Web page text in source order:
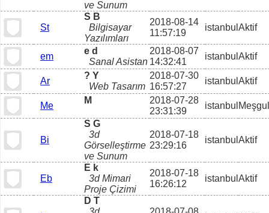
ve Sunum
St
S B
Bilgisayar
Yazılımları
2018-08-14
11:57:19
istanbul Aktif
em
e d
Sanal Asistan
2018-08-07
14:32:41
istanbul Aktif
Ar
? Y
Web Tasarım
2018-07-30
16:57:27
istanbul Aktif
Me
M
2018-07-28
23:31:39
istanbul Meşgul
Bi
S G
3d
Görselleştirme
ve Sunum
2018-07-18
23:29:16
istanbul Aktif
Eb
E k
3d Mimari
Proje Çizimi
2018-07-18
16:26:12
istanbul Aktif
D T